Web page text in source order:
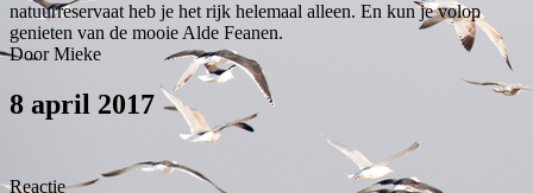
natuurreservaat heb je het rijk helemaal alleen. En kun je volop
genieten van de mooie Alde Feanen.
Door Mieke
8 april 2017
Reactie